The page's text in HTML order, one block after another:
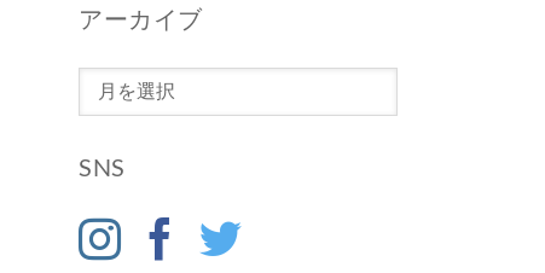
アーカイブ
ー
ブ
SNS